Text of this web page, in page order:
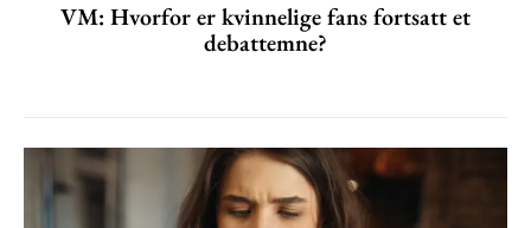
VM: Hvorfor er kvinnelige fans fortsatt et
debattemne?